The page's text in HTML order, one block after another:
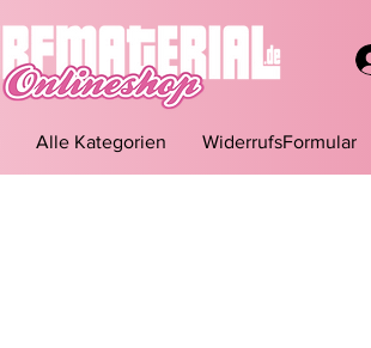
Alle Kategorien WiderrufsFormular